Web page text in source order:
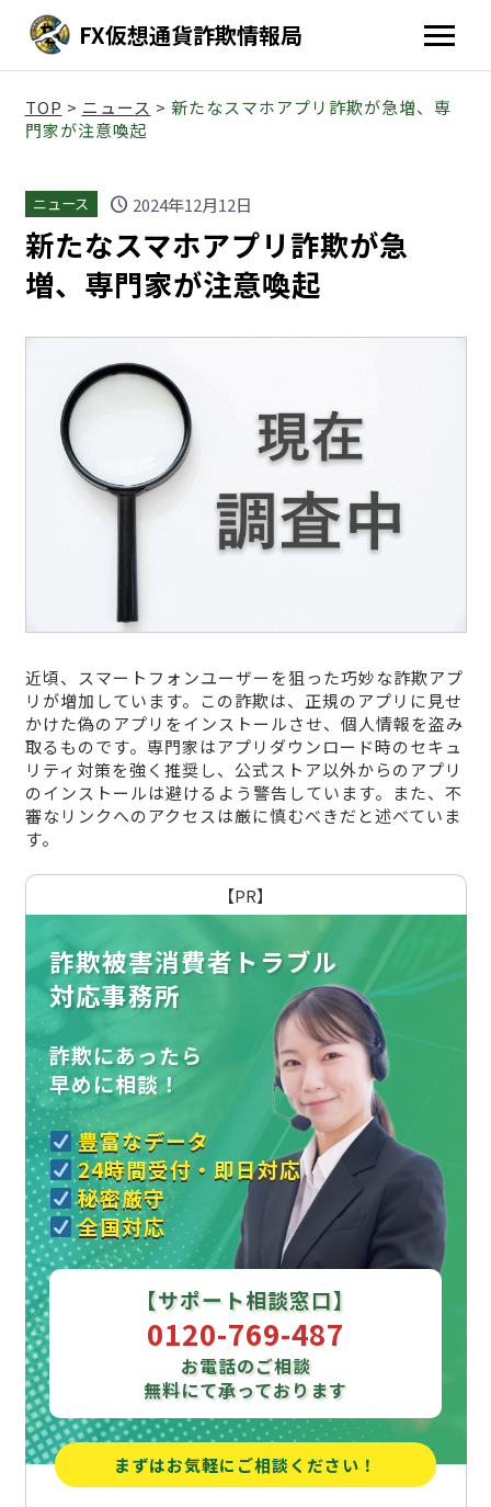
FX仮想通貨詐欺情報局
TOP > ニュース > 新たなスマホアプリ詐欺が急増、専
門家が注意喚起
ニュース schedule 2024年12月12日
新たなスマホアプリ詐欺が急
増、専門家が注意喚起
近頃、スマートフォンユーザーを狙った巧妙な詐欺アプ
リが増加しています。この詐欺は、正規のアプリに見せ
かけた偽のアプリをインストールさせ、個人情報を盗み
取るものです。専門家はアプリダウンロード時のセキュ
リティ対策を強く推奨し、公式ストア以外からのアプリ
のインストールは避けるよう警告しています。また、不
審なリンクへのアクセスは厳に慎むべきだと述べていま
す。
【PR】
詐欺被害消費者トラブル
対応事務所
詐欺にあったら
早めに相談！
豊富なデータ
24時間受付・即日対応
秘密厳守
全国対応
【サポート相談窓口】
0120-769-487
お電話のご相談
無料にて承っております
まずはお気軽にご相談ください！